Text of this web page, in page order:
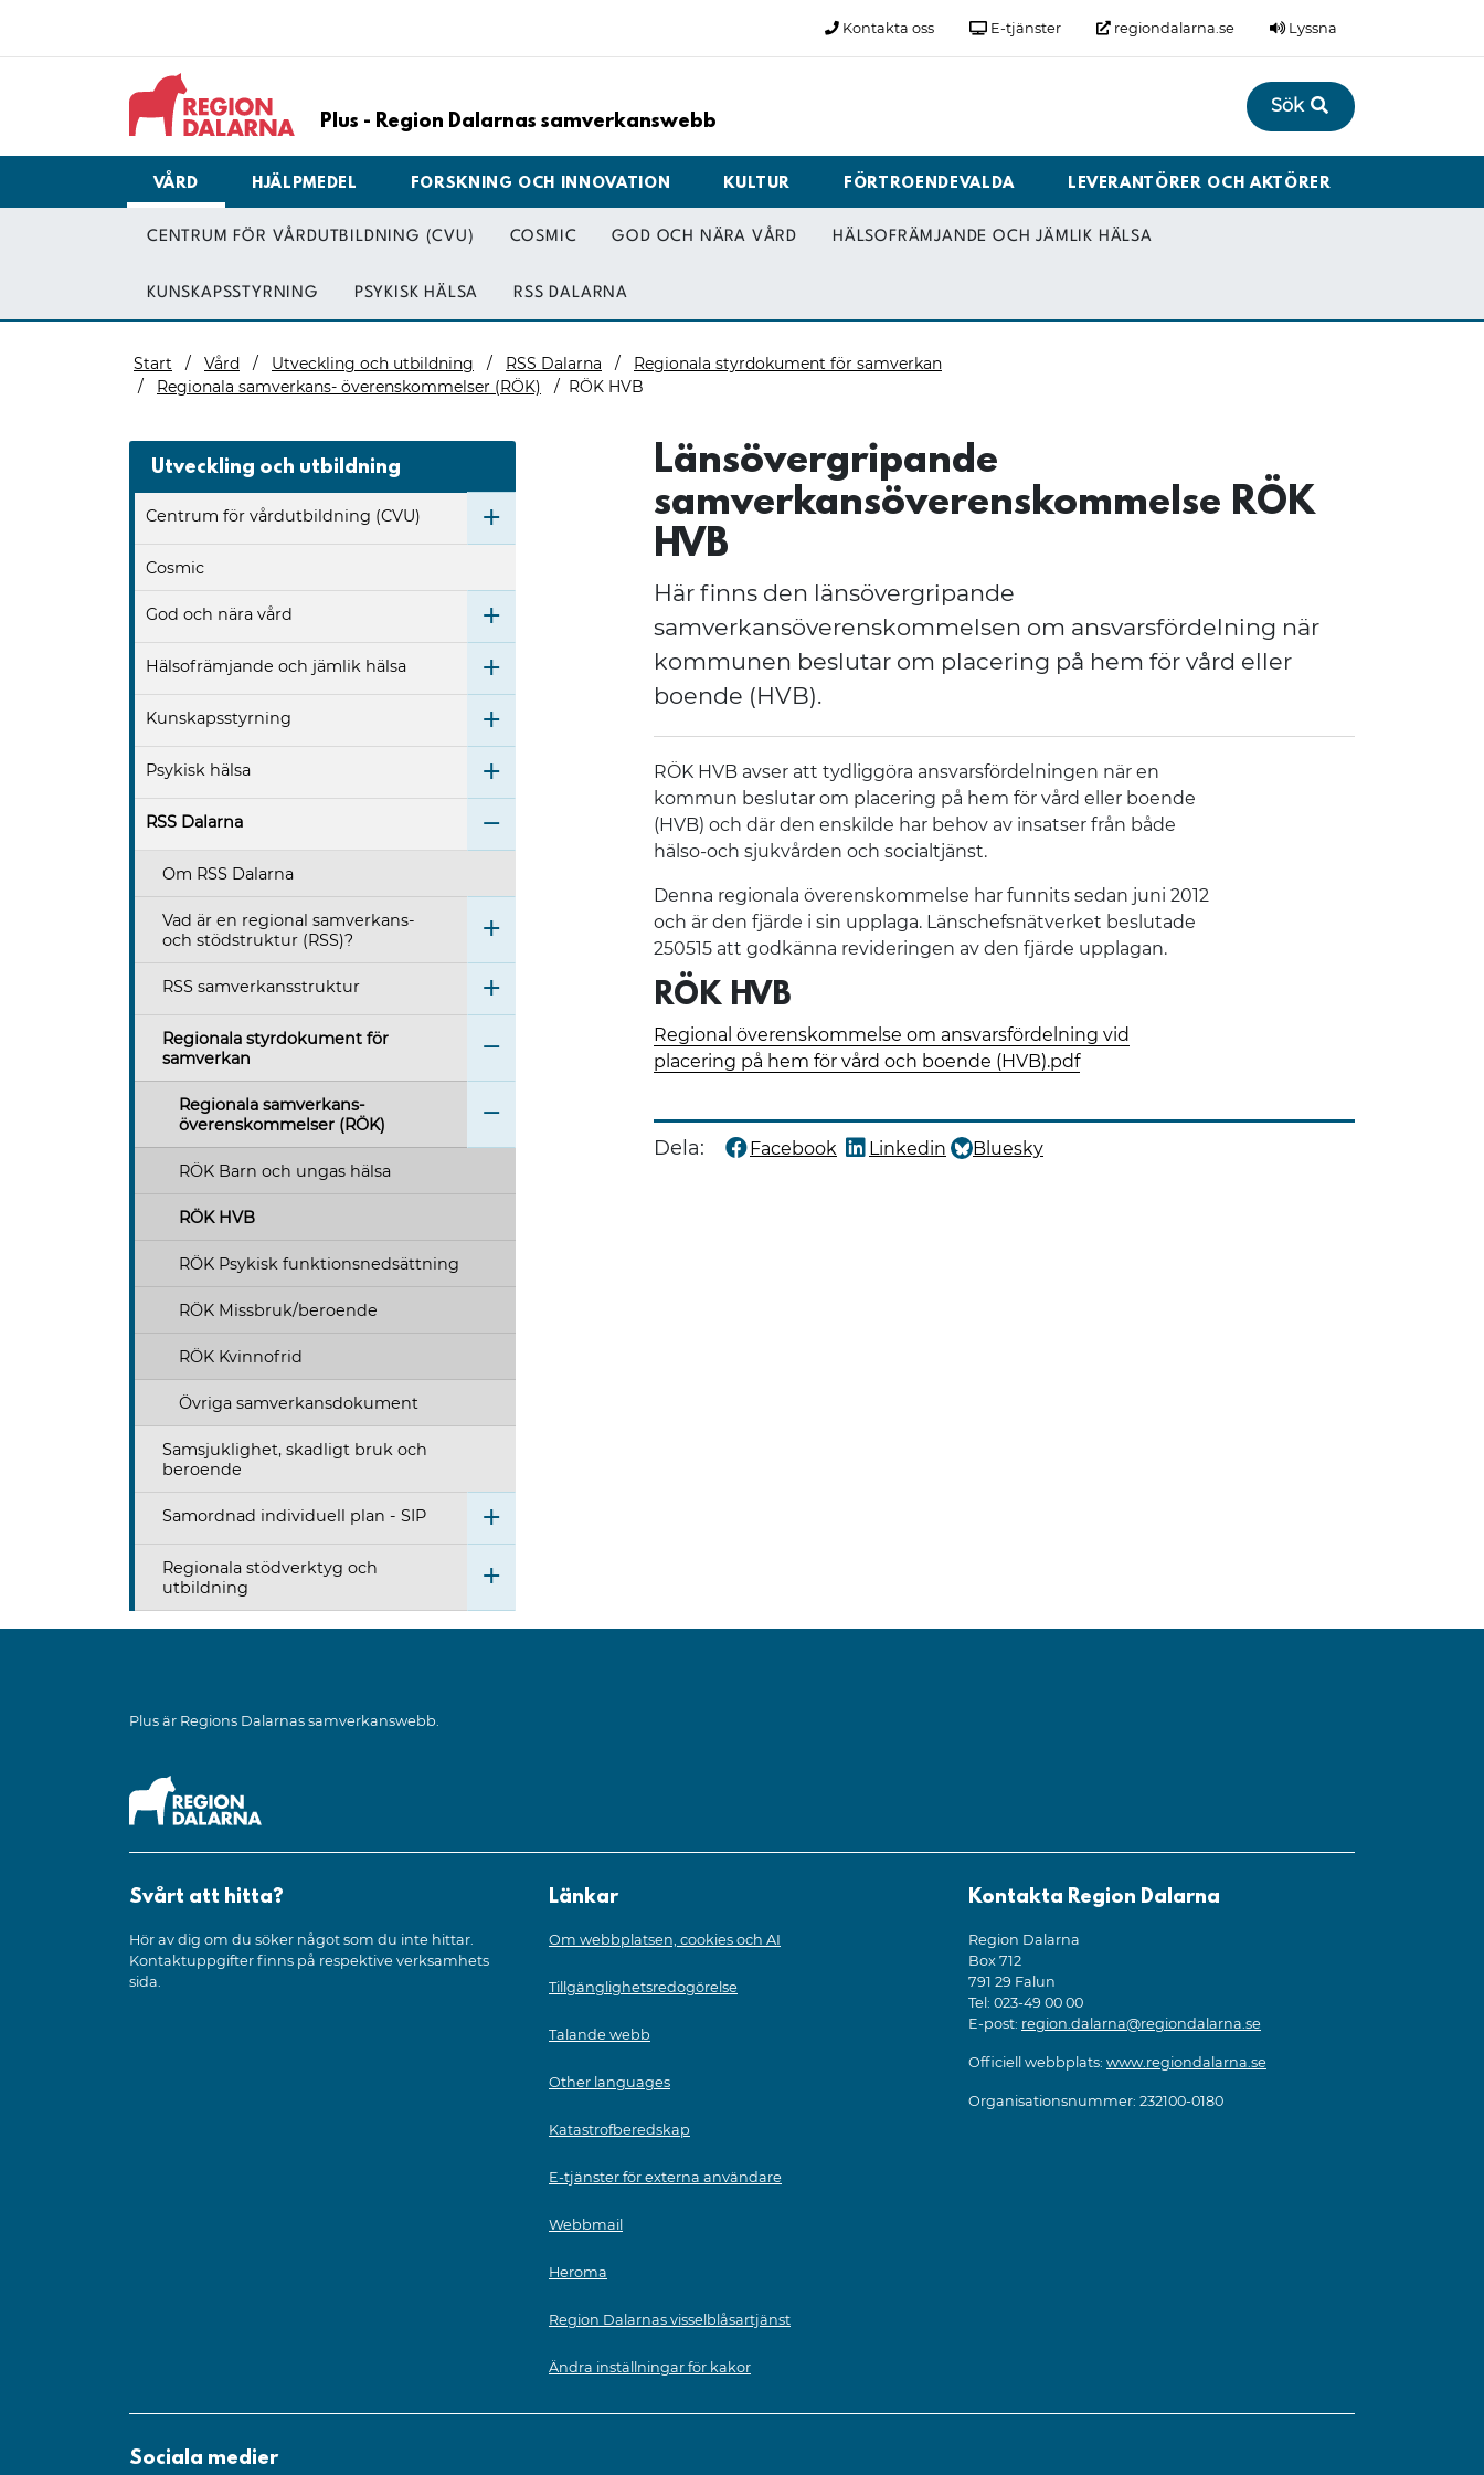
Kontakta oss E-tjänster regiondalarna.se Lyssna
Plus - Region Dalarnas samverkanswebb
Sök
VÅRD HJÄLPMEDEL FORSKNING OCH INNOVATION KULTUR FÖRTROENDEVALDA LEVERANTÖRER OCH AKTÖRER
CENTRUM FÖR VÅRDUTBILDNING (CVU) COSMIC GOD OCH NÄRA VÅRD HÄLSOFRÄMJANDE OCH JÄMLIK HÄLSA
KUNSKAPSSTYRNING PSYKISK HÄLSA RSS DALARNA
Start Vård Utveckling och utbildning RSS Dalarna
Regionala styrdokument för samverkan
Regionala samverkans- överenskommelser (RÖK)
RÖK HVB
Utveckling och utbildning
Centrum för vårdutbildning (CVU)
Cosmic
God och nära vård
Öppna undermeny för God och nära vård
Hälsofrämjande och jämlik hälsa
Kunskapsstyrning
Öppna undermeny för Kunskapsstyrning
Psykisk hälsa
Öppna undermeny för Psykisk hälsa
RSS Dalarna
Stäng undermeny för RSS Dalarna
Om RSS Dalarna
Vad är en regional samverkans-
och stödstruktur (RSS)?
Öppna undermeny för Vad är en regional samverkans- och stödstruktur (RSS)?
RSS samverkansstruktur
Öppna undermeny för RSS samverkansstruktur
Regionala styrdokument för
samverkan
Stäng undermeny för Regionala styrdokument för samverkan
Regionala samverkans-
överenskommelser (RÖK)
Stäng undermeny för Regionala samverkans- överenskommelser (RÖK)
RÖK Barn och ungas hälsa
RÖK HVB
RÖK Psykisk funktionsnedsättning
RÖK Missbruk/beroende
RÖK Kvinnofrid
Övriga samverkansdokument
Samsjuklighet, skadligt bruk och
beroende
Samordnad individuell plan - SIP
Regionala stödverktyg och
utbildning
Öppna undermeny för Regionala stödverktyg och utbildning
Länsövergripande
samverkansöverenskommelse RÖK
HVB
Här finns den länsövergripande
samverkansöverenskommelsen om ansvarsfördelning när
kommunen beslutar om placering på hem för vård eller
boende (HVB).
RÖK HVB avser att tydliggöra ansvarsfördelningen när en
kommun beslutar om placering på hem för vård eller boende
(HVB) och där den enskilde har behov av insatser från både
hälso-och sjukvården och socialtjänst.
Denna regionala överenskommelse har funnits sedan juni 2012
och är den fjärde i sin upplaga. Länschefsnätverket beslutade
250515 att godkänna revideringen av den fjärde upplagan.
RÖK HVB
Regional överenskommelse om ansvarsfördelning vid
placering på hem för vård och boende (HVB).pdf
Dela: Dela denna sida på
Facebook
Dela denna sida på
Linkedin
Dela denna sida på
Bluesky
Plus är Regions Dalarnas samverkanswebb.
Svårt att hitta?
Hör av dig om du söker något som du inte hittar.
Kontaktuppgifter finns på respektive verksamhets
sida.
Länkar
Om webbplatsen, cookies och AI
Tillgänglighetsredogörelse
Talande webb
Other languages
Katastrofberedskap
E-tjänster för externa användare
Webbmail
Heroma
Region Dalarnas visselblåsartjänst
Ändra inställningar för kakor
Kontakta Region Dalarna
Region Dalarna
Box 712
791 29 Falun
Tel: 023-49 00 00
E-post: region.dalarna@regiondalarna.se
Officiell webbplats: www.regiondalarna.se
Organisationsnummer: 232100-0180
Sociala medier